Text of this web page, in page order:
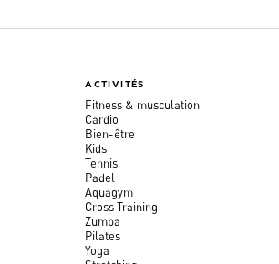
ACTIVITÉS
Fitness & musculation
Cardio
Bien-être
Kids
Tennis
Padel
Aquagym
Cross Training
Zumba
Pilates
Yoga